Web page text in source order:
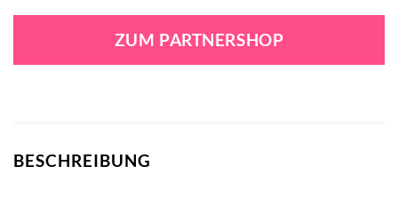
ZUM PARTNERSHOP
BESCHREIBUNG